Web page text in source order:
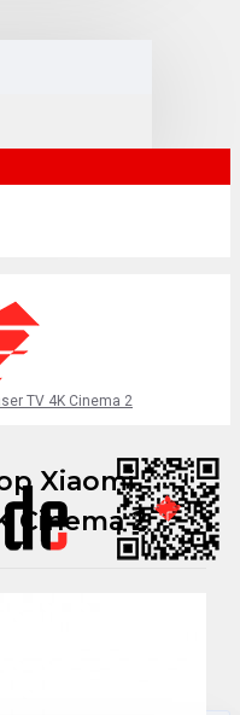
TV 4K Cinema 2
Xiaomi
Cinema 2